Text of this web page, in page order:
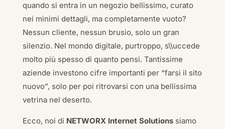
quando si entra in un negozio bellissimo, curato
nei minimi dettagli, ma completamente vuoto?
Nessun cliente, nessun brusio, solo un gran
silenzio. Nel mondo digitale, purtroppo, s\\uccede
molto più spesso di quanto pensi. Tantissime
aziende investono cifre importanti per “farsi il sito
nuovo”, solo per poi ritrovarsi con una bellissima
vetrina nel deserto.
Ecco, noi di NETWORX Internet Solutionssiamo